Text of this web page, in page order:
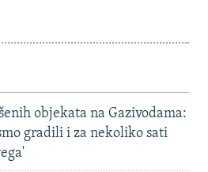
objekata na Gazivodama:
gradili i za nekoliko sati